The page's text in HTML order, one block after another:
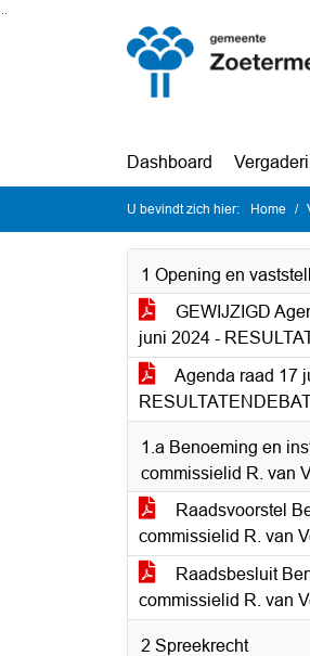
Ga naar de inhoud van deze pagina
Ga naar het zoeken
Ga naar het menu
Dashboard
U bevindt zich hier: Home
1 Opening en
GEWIJZIGD
juni 2024 -
Agenda raad 17
1.a Benoeming en
commissielid R. van
Raadsvoorstel
commissielid R. van
Raadsbesluit
commissielid R. van
2 Spreekrecht